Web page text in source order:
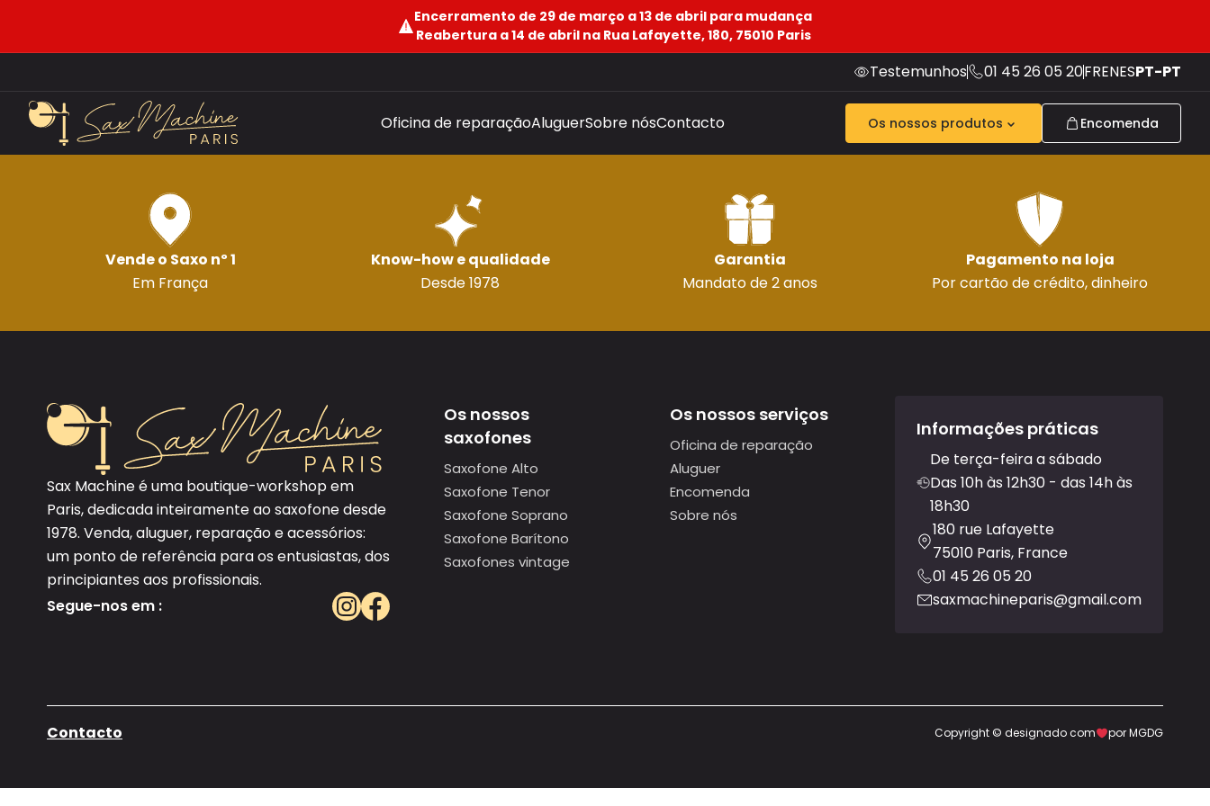
Encerramento de 29 de março a 13 de abril para mudança
Reabertura a 14 de abril na Rua Lafayette, 180, 75010 Paris
Testemunhos 01 45 26 05 20FRENESPT-PT
Oficina de reparaçãoAluguerSobre nósContacto Os nossos produtos Encomenda
Vende o Saxo nº 1
Em França
Know-how e qualidade
Desde 1978
Garantia
Mandato de 2 anos
Pagamento na loja
Por cartão de crédito, dinheiro
Sax Machine é uma boutique-workshop em
Paris, dedicada inteiramente ao saxofone desde
1978. Venda, aluguer, reparação e acessórios:
um ponto de referência para os entusiastas, dos
principiantes aos profissionais.
Segue-nos em :
Os nossos
saxofones
Saxofone Alto
Saxofone Tenor
Saxofone Soprano
Saxofone Barítono
Saxofones vintage
Os nossos serviços
Oficina de reparação
Aluguer
Encomenda
Sobre nós
Informações práticas
De terça-feira a sábado
Das 10h às 12h30 - das 14h às
18h30
180 rue Lafayette
75010 Paris, France
01 45 26 05 20
saxmachineparis@gmail.com
Contacto Copyright © designado com por MGDG